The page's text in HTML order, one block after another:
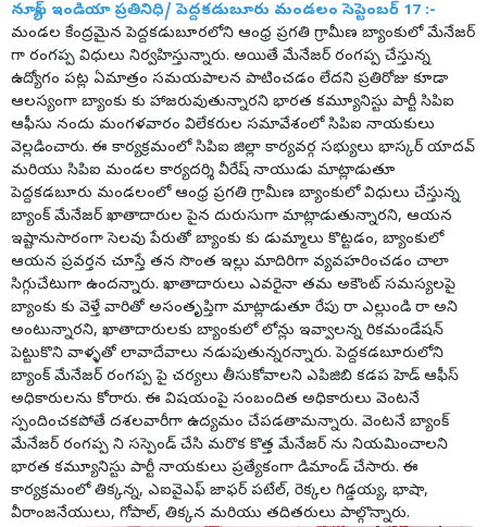
న్యూస్ ఇండియా ప్రతినిధి/ పెద్దకడుబూరు మండలం సెప్టెంబర్ 17 :-
మండల కేంద్రమైన పెద్దకడుబూరలోని ఆంధ్ర ప్రగతి గ్రామీణ బ్యాంకులో మేనేజర్
గా రంగప్ప విధులు నిర్వహిస్తున్నారు. అయితే మేనేజర్ రంగప్ప చేస్తున్న
ఉద్యోగం పట్ల ఏమాత్రం సమయపాలన పాటించడం లేదని ప్రతిరోజు కూడా
ఆలస్యంగా బ్యాంకు కు హాజరువుతున్నారని భారత కమ్యూనిస్టు పార్టీ సిపిఐ
ఆఫీసు నందు మంగళవారం విలేకరుల సమావేశంలో సిపిఐ నాయకులు
వెల్లడించారు. ఈ కార్యక్రమంలో సిపిఐ జిల్లా కార్యవర్గ సభ్యులు భాస్కర్ యాదవ్
మరియు సిపిఐ మండల కార్యదర్శి వీరేష్ నాయుడు మాట్లాడుతూ
పెద్దకడబూరు మండలంలో ఆంధ్ర ప్రగతి గ్రామీణ బ్యాంకులో విధులు చేస్తున్న
బ్యాంక్ మేనేజర్ ఖాతాదారుల పైన దురుసుగా మాట్లాడుతున్నారని, ఆయన
ఇష్టానుసారంగా సెలవు పేరుతో బ్యాంకు కు డుమ్మాలు కొట్టడం, బ్యాంకులో
ఆయన ప్రవర్తన చూస్తే తన సొంత ఇల్లు మాదిరిగా వ్యవహరించడం చాలా
సిగ్గుచేటుగా ఉందన్నారు. ఖాతాదారులు ఎవరైనా తమ అకౌంట్ సమస్యలపై
బ్యాంకు కు వెళ్తే వారితో అసంతృప్తిగా మాట్లాడుతూ రేపు రా ఎల్లుండి రా అని
అంటున్నారని, ఖాతాదారులకు బ్యాంకులో లోన్లు ఇవ్వాలన్న రికమండేషన్
పెట్టుకొని వాళ్ళతో లావాదేవాలు నడుపుతున్నరన్నారు. పెద్దకడబూరులోని
బ్యాంక్ మేనేజర్ రంగప్ప పై చర్యలు తీసుకోవాలని ఎపిజిబి కడప హెడ్ ఆఫీస్
అధికారులను కోరారు. ఈ విషయంపై సంబందిత అధికారులు వెంటనే
స్పందించకపోతే దశలవారీగా ఉద్యమం చేపడతామన్నారు. వెంటనే బ్యాంక్
మేనేజర్ రంగప్ప ని సస్పెండ్ చేసి మరొక కొత్త మేనేజర్ ను నియమించాలని
భారత కమ్యూనిస్టు పార్టీ నాయకులు ప్రత్యేకంగా డిమాండ్ చేసారు. ఈ
కార్యక్రమంలో తిక్కన్న, ఎఐవైఎఫ్ జాఫర్ పటేల్, రెక్కల గిడ్డయ్య, భాషా,
వీరాంజనేయులు, గోపాల్, తిక్కన మరియు తదితరులు పాల్గొన్నారు.